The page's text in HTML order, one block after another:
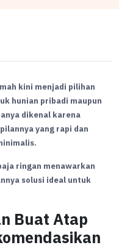
kini menjadi pilihan
hunian pribadi maupun
dikenal karena
yang rapi dan
ringan menawarkan
solusi ideal untuk
Buat Atap